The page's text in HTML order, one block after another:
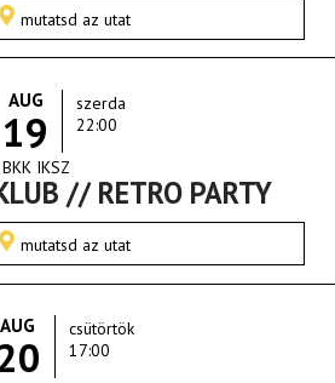
mutatsd az utat
AUG
19
szerda
22:00
BKK IKSZ
// RETRO PARTY
mutatsd az utat
AUG
csütörtök
17:00